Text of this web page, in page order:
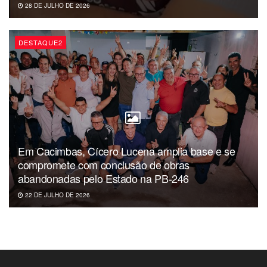
28 DE JULHO DE 2026
DESTAQUE2
Em Cacimbas, Cícero Lucena amplia base e se
compromete com conclusão de obras
abandonadas pelo Estado na PB-246
22 DE JULHO DE 2026